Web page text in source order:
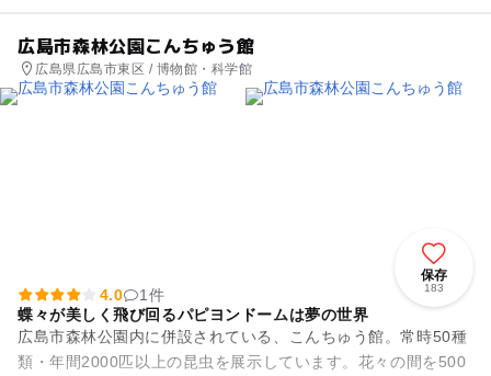
広島市森林公園こんちゅう館
広島県広島市東区 / 博物館・科学館
保存
183
4.0
1件
蝶々が美しく飛び回るパピヨンドームは夢の世界
広島市森林公園内に併設されている、こんちゅう館。常時50種
類・年間2000匹以上の昆虫を展示しています。花々の間を500